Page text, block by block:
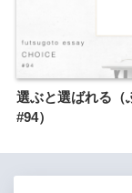
選ぶと選ばれる（
#94）